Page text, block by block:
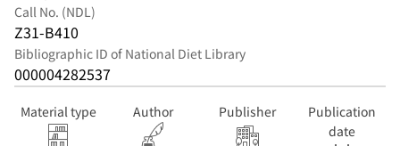
Call No. (NDL)
Z31-B410
Bibliographic ID of National Diet Library
000004282537
Material type Author Publisher
Publication
date